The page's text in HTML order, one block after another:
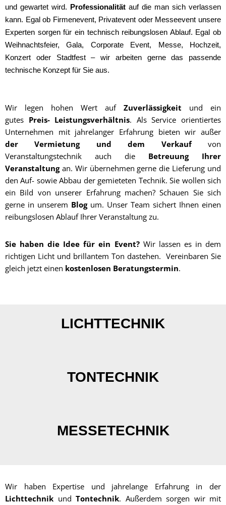
und gewartet wird. Professionalität auf die man sich verlassen
kann. Egal ob Firmenevent, Privatevent oder Messeevent unsere
Experten sorgen für ein technisch reibungslosen Ablauf. Egal ob
Weihnachtsfeier, Gala, Corporate Event, Messe, Hochzeit,
Konzert oder Stadtfest – wir arbeiten gerne das passende
technische Konzept für Sie aus.
Wir legen hohen Wert auf Zuverlässigkeit und ein
gutes Preis- Leistungsverhältnis. Als Service orientiertes
Unternehmen mit jahrelanger Erfahrung bieten wir außer
der
Vermietung und dem Verkaufvon
Veranstaltungstechnik auch die Betreuung Ihrer
Veranstaltungan. Wir übernehmen gerne die Lieferung und
den Auf- sowie Abbau der gemieteten Technik. Sie wollen sich
ein Bild von unserer Erfahrung machen? Schauen Sie sich
gerne in unserem Blog um. Unser Team sichert Ihnen einen
reibungslosen Ablauf Ihrer Veranstaltung zu.
Sie haben die Idee für ein Event? Wir lassen es in dem
richtigen Licht und brillantem Ton dastehen. Vereinbaren Sie
gleich jetzt einen kostenlosen Beratungstermin.
LICHTTECHNIK
TONTECHNIK
MESSETECHNIK
Wir haben Expertise und jahrelange Erfahrung in der
Lichttechnik und Tontechnik. Außerdem sorgen wir mit